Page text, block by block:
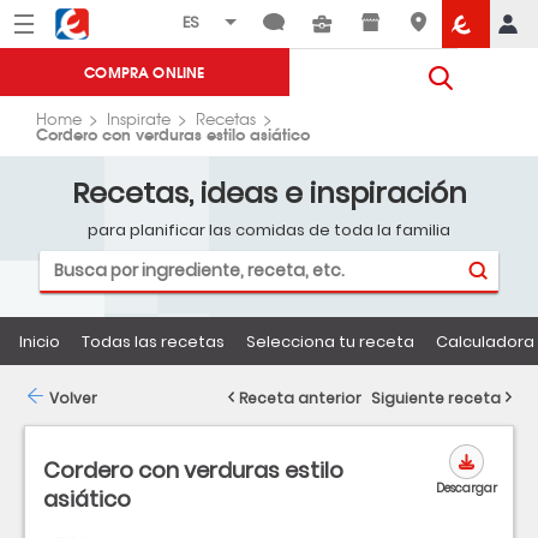
Menú Eroski
COMPRA ONLINE
Home Inspirate Recetas
Cordero con verduras estilo asiático
Recetas, ideas e inspiración
para planificar las comidas de toda la familia
Inicio Todas las recetas Selecciona tu receta
Cordero con verduras estilo
asiático
Descargar
Volver Receta anterior Siguiente receta